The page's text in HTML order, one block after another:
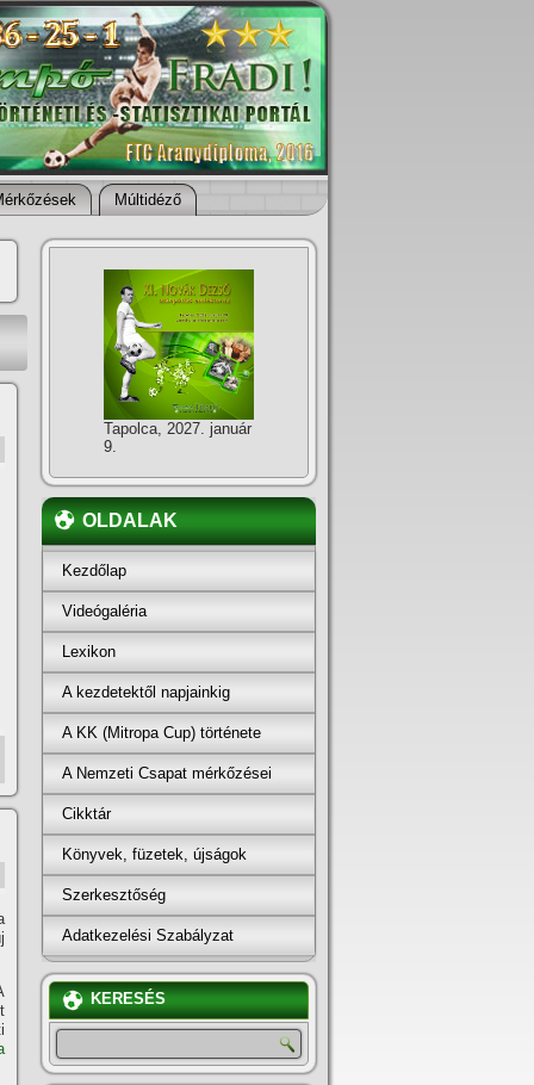
Múltidéző
Tapolca, 2027. január
9.
OLDALAK
Kezdőlap
Videógaléria
Lexikon
A kezdetektől napjainkig
A KK (Mitropa Cup) története
A Nemzeti Csapat mérkőzései
Cikktár
Könyvek, füzetek, újságok
Szerkesztőség
Adatkezelési Szabályzat
KERESÉS